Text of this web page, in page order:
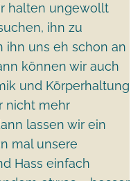
halten ungewollt
ihn zu
ihn uns eh schon an
können wir auch
und Körperhaltung
nicht mehr
lassen wir ein
mal unsere
Hass einfach